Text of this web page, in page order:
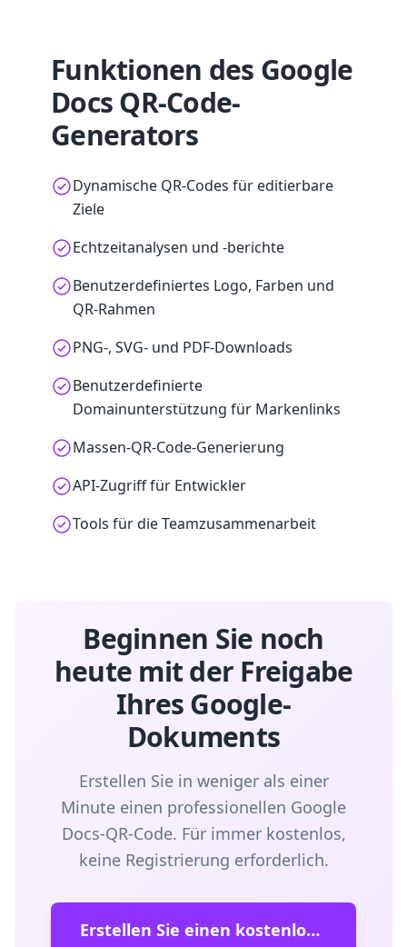
Funktionen des Google
Docs QR-Code-
Generators
Dynamische QR-Codes für editierbare
Ziele
Echtzeitanalysen und -berichte
Benutzerdefiniertes Logo, Farben und
QR-Rahmen
PNG-, SVG- und PDF-Downloads
Benutzerdefinierte
Domainunterstützung für Markenlinks
Massen-QR-Code-Generierung
API-Zugriff für Entwickler
Tools für die Teamzusammenarbeit
Beginnen Sie noch
heute mit der Freigabe
Ihres Google-
Dokuments
Erstellen Sie in weniger als einer
Minute einen professionellen Google
Docs-QR-Code. Für immer kostenlos,
keine Registrierung erforderlich.
Erstellen Sie einen kostenlosen Google Docs-QR-Code